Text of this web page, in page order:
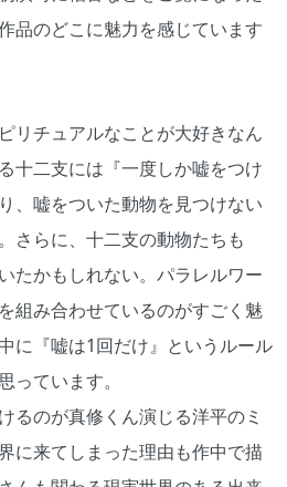
品のどこに魅力を感じています
リチュアルなことが大好きなん
十二支には『一度しか嘘をつけ
、嘘をついた動物を見つけない
さらに、十二支の動物たちも
たかもしれない。パラレルワー
組み合わせているのがすごく魅
に『嘘は1回だけ』というルール
っています。
るのが真修くん演じる洋平のミ
に来てしまった理由も作中で描